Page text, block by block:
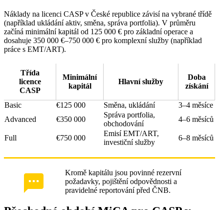
Náklady na licenci CASP v České republice závisí na vybrané třídě
(například ukládání aktiv, směna, správa portfolia). V průměru
začíná minimální kapitál od 125 000 € pro základní operace a
dosahuje 350 000 €–750 000 € pro komplexní služby (například
práce s EMT/ART).
Třída
licence
CASP
Minimální
kapitál
Hlavní služby
Doba
získání
Basic €125 000 Směna, ukládání
3–4 měsíce
Advanced
€350 000
Správa portfolia,
obchodování
4–6 měsíců
Full €750 000
Emisí EMT/ART,
investiční služby
6–8 měsíců
Kromě kapitálu jsou povinné rezervní
požadavky, pojištění odpovědnosti a
pravidelné reportování před ČNB.